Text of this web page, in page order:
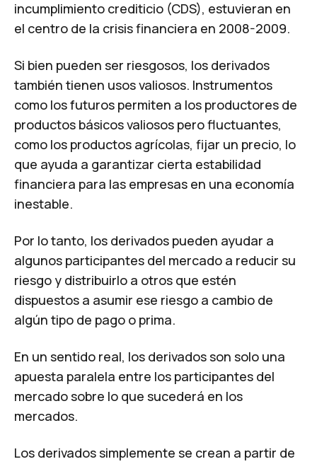
incumplimiento crediticio (CDS), estuvieran en
el centro de la crisis financiera en 2008-2009.
Si bien pueden ser riesgosos, los derivados
también tienen usos valiosos. Instrumentos
como los futuros permiten a los productores de
productos básicos valiosos pero fluctuantes,
como los productos agrícolas, fijar un precio, lo
que ayuda a garantizar cierta estabilidad
financiera para las empresas en una economía
inestable.
Por lo tanto, los derivados pueden ayudar a
algunos participantes del mercado a reducir su
riesgo y distribuirlo a otros que estén
dispuestos a asumir ese riesgo a cambio de
algún tipo de pago o prima.
En un sentido real, los derivados son solo una
apuesta paralela entre los participantes del
mercado sobre lo que sucederá en los
mercados.
Los derivados simplemente se crean a partir de